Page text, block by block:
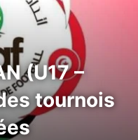
(U17 –
tournois